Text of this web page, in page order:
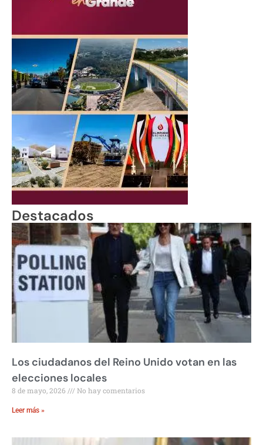
Destacados
Los ciudadanos del Reino Unido votan en las
elecciones locales
8 de mayo, 2026 No hay comentarios
Leer más »